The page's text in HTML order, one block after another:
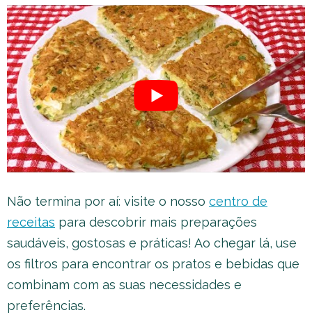
Não termina por aí: visite o nosso centro de
receitas para descobrir mais preparações
saudáveis, gostosas e práticas! Ao chegar lá, use
os filtros para encontrar os pratos e bebidas que
combinam com as suas necessidades e
preferências.